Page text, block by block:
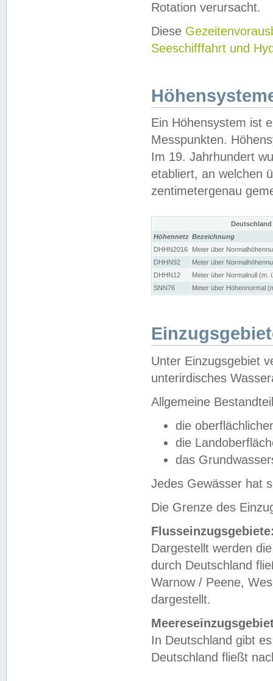
Rotation verursacht.
Diese
Seeschifffahrt und
Ein Höhensystem ist
Messpunkten.
Im 19. Jahrhundert
etabliert, an welchen
zentimetergenau
Höhennetz Bezeichnung
DHHN2016
Meter über
DHHN92
Meter über
DHHN12
Meter über Normalnull (m.
SNN76
Meter über Höhennormal
Unter Einzugsgebiet
unterirdisches
Allgemeine
die
die
das
Jedes Gewässer hat
Die Grenze des
Dargestellt werden
durch Deutschland
Warnow / Peene,
dargestellt.
In Deutschland gibt
Deutschland fließt